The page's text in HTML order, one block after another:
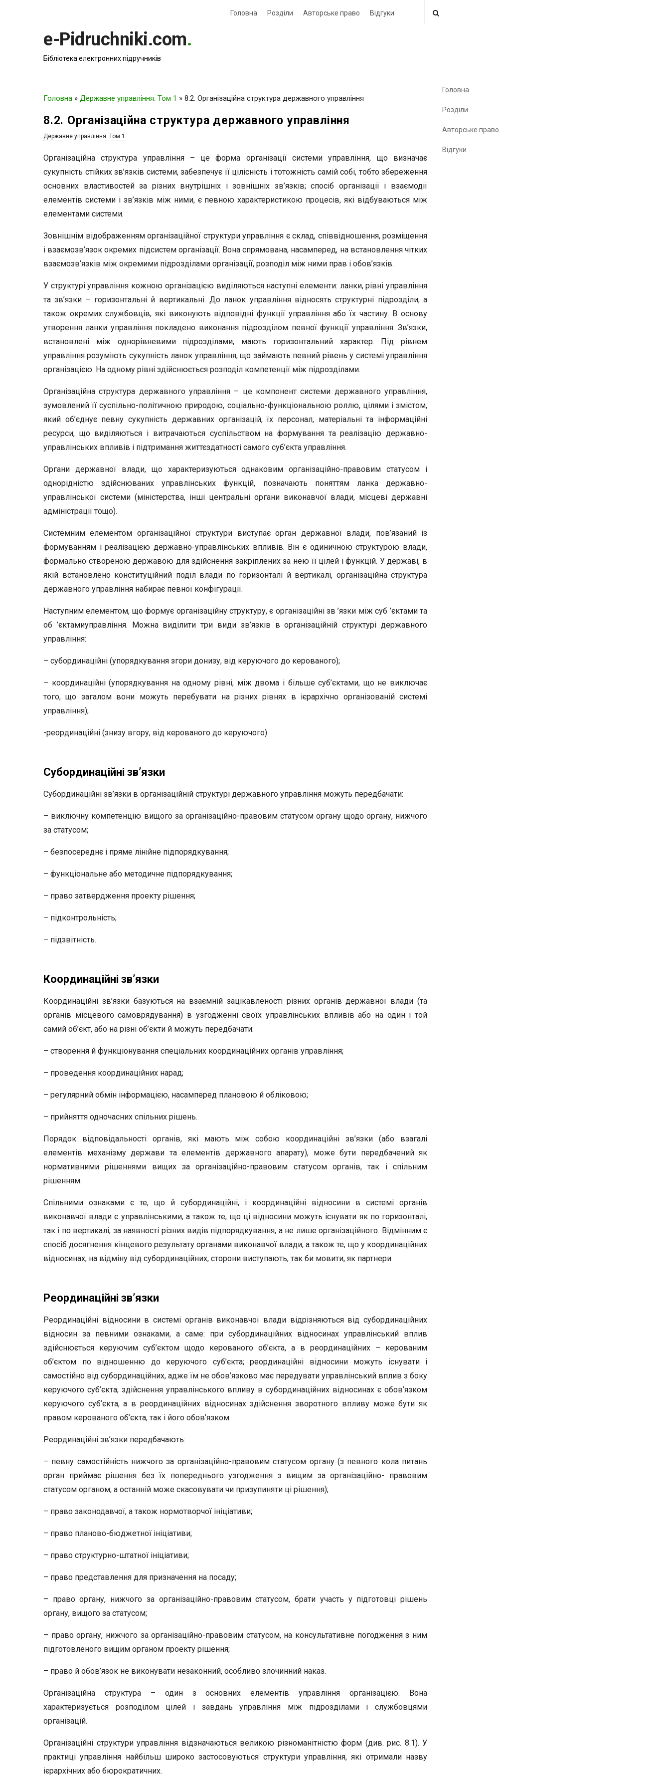
Головна Розділи Авторське право Відгуки
e-Pidruchniki.com.
Бібліотека електронних підручників
Головна » Державне управління. Том 1 » 8.2. Організаційна структура державного управління
8.2. Організаційна структура державного управління
Державне управління. Том 1
Організаційна структура управління – це форма організації системи управління, що визначає
сукупність стійких зв’язків системи, забезпечує її цілісність і тотожність самій собі, тобто збереження
основних властивостей за різних внутрішніх і зовнішніх зв’язків; спосіб організації і взаємодії
елементів системи і зв’язків між ними, є певною характеристикою процесів, які відбуваються між
елементами системи.
Зовнішнім відображенням організаційної структури управління є склад, співвідношення, розміщення
і взаємозв’язок окремих підсистем організації. Вона спрямована, насамперед, на встановлення чітких
взаємозв’язків між окремими підрозділами організації, розподіл між ними прав і обов’язків.
У структурі управління кожною організацією виділяються наступні елементи: ланки, рівні управління
та зв’язки – горизонтальні й вертикальні. До ланок управління відносять структурні підрозділи, а
також окремих службовців, які виконують відповідні функції управління або їх частину. В основу
утворення ланки управління покладено виконання підрозділом певної функції управління. Зв’язки,
встановлені між однорівневими підрозділами, мають горизонтальний характер. Під рівнем
управління розуміють сукупність ланок управління, що займають певний рівень у системі управління
організацією. На одному рівні здійснюється розподіл компетенції між підрозділами.
Організаційна структура державного управління – це компонент системи державного управління,
зумовлений її суспільно-політичною природою, соціально-функціональною роллю, цілями і змістом,
який об’єднує певну сукупність державних організацій, їх персонал, матеріальні та інформаційні
ресурси, що виділяються і витрачаються суспільством на формування та реалізацію державно-
управлінських впливів і підтримання життєздатності самого суб’єкта управління.
Органи державної влади, що характеризуються однаковим організаційно-правовим статусом і
однорідністю здійснюваних управлінських функцій, позначають поняттям ланка державно-
управлінської системи (міністерства, інші центральні органи виконавчої влади, місцеві державні
адміністрації тощо).
Системним елементом організаційної структури виступає орган державної влади, пов’язаний із
формуванням і реалізацією державно-управлінських впливів. Він є одиничною структурою влади,
формально створеною державою для здійснення закріплених за нею її цілей і функцій. У державі, в
якій встановлено конституційний поділ влади по горизонталі й вертикалі, організаційна структура
державного управління набирає певної конфігурації.
Наступним елементом, що формує організаційну структуру, є організаційні зв ’язки між суб ’єктами та
об ’єктамиуправління. Можна виділити три види зв’язків в організаційній структурі державного
управління:
– субординаційні (упорядкування згори донизу, від керуючого до керованого);
– координаційні (упорядкування на одному рівні, між двома і більше суб’єктами, що не виключає
того, що загалом вони можуть перебувати на різних рівнях в ієрархічно організованій системі
управління);
-реординаційні (знизу вгору, від керованого до керуючого).
Субординаційні зв’язки
Субординаційні зв’язки в організаційній структурі державного управління можуть передбачати:
– виключну компетенцію вищого за організаційно-правовим статусом органу щодо органу, нижчого
за статусом;
– безпосереднє і пряме лінійне підпорядкування;
– функціональне або методичне підпорядкування;
– право затвердження проекту рішення;
– підконтрольність;
– підзвітність.
Координаційні зв’язки
Координаційні зв’язки базуються на взаємній зацікавленості різних органів державної влади (та
органів місцевого самоврядування) в узгодженні своїх управлінських впливів або на один і той
самий об’єкт, або на різні об’єкти й можуть передбачати:
– створення й функціонування спеціальних координаційних органів управління;
– проведення координаційних нарад;
– регулярний обмін інформацією, насамперед плановою й обліковою;
– прийняття одночасних спільних рішень.
Порядок відповідальності органів, які мають між собою координаційні зв’язки (або взагалі
елементів механізму держави та елементів державного апарату), може бути передбачений як
нормативними рішеннями вищих за організаційно-правовим статусом органів, так і спільним
рішенням.
Спільними ознаками є те, що й субординаційні, і координаційні відносини в системі органів
виконавчої влади є управлінськими, а також те, що ці відносини можуть існувати як по горизонталі,
так і по вертикалі, за наявності різних видів підпорядкування, а не лише організаційного. Відмінним є
спосіб досягнення кінцевого результату органами виконавчої влади, а також те, що у координаційних
відносинах, на відміну від субординаційних, сторони виступають, так би мовити, як партнери.
Реординаційні зв’язки
Реординаційні відносини в системі органів виконавчої влади відрізняються від субординаційних
відносин за певними ознаками, а саме: при субординаційних відносинах управлінський вплив
здійснюється керуючим суб’єктом щодо керованого об’єкта, а в реординаційних – керованим
об’єктом по відношенню до керуючого суб’єкта; реординаційні відносини можуть існувати і
самостійно від субординаційних, адже їм не обов’язково має передувати управлінський вплив з боку
керуючого суб’єкта; здійснення управлінського впливу в субординаційних відносинах є обов’язком
керуючого суб’єкта, а в реординаційних відносинах здійснення зворотного впливу може бути як
правом керованого об’єкта, так і його обов’язком.
Реординаційні зв’язки передбачають:
– певну самостійність нижчого за організаційно-правовим статусом органу (з певного кола питань
орган приймає рішення без їх попереднього узгодження з вищим за організаційно- правовим
статусом органом, а останній може скасовувати чи призупиняти ці рішення);
– право законодавчої, а також нормотворчої ініціативи;
– право планово-бюджетної ініціативи;
– право структурно-штатної ініціативи;
– право представлення для призначення на посаду;
– право органу, нижчого за організаційно-правовим статусом, брати участь у підготовці рішень
органу, вищого за статусом;
– право органу, нижчого за організаційно-правовим статусом, на консультативне погодження з ним
підготовленого вищим органом проекту рішення;
– право й обов’язок не виконувати незаконний, особливо злочинний наказ.
Організаційна структура – один з основних елементів управління організацією. Вона
характеризується розподілом цілей і завдань управління між підрозділами і службовцями
організацій.
Організаційні структури управління відзначаються великою різноманітністю форм (див. рис. 8.1). У
практиці управління найбільш широко застосовуються структури управління, які отримали назву
ієрархічних або бюрократичних.
S
e
S
Головна
Розділи
Авторське право
Відгуки